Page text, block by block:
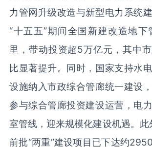
力管网升级改造与新型电力系统
“十五五”期间全国新建改造地
里，带动投资超5万亿元，其中
比显著提升。同时，国家支持水
设施纳入市政综合管廊统一建设
参与综合管廊投资建设运营，电
室管线，迎来规模化建设机遇。
前批“两重”建设项目已下达约